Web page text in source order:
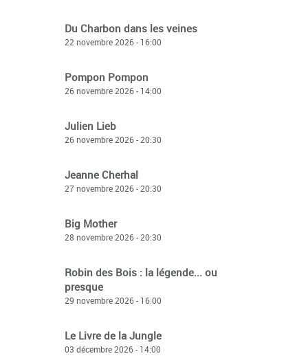
Du Charbon dans les veines
22 novembre 2026 - 16:00
Pompon Pompon
26 novembre 2026 - 14:00
Julien Lieb
26 novembre 2026 - 20:30
Jeanne Cherhal
27 novembre 2026 - 20:30
Big Mother
28 novembre 2026 - 20:30
Robin des Bois : la légende... ou
presque
29 novembre 2026 - 16:00
Le Livre de la Jungle
03 décembre 2026 - 14:00